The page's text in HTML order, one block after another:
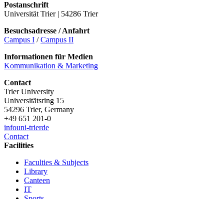
Postanschrift
Universität Trier | 54286 Trier
Besuchsadresse / Anfahrt
Campus I /Campus II
Informationen für Medien
Kommunikation & Marketing
Contact
Trier University
Universitätsring 15
54296 Trier, Germany
+49 651 201-0
infouni-trierde
Contact
Facilities
Faculties & Subjects
Library
Canteen
IT